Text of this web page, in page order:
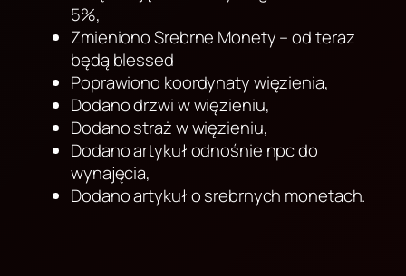
5%,
Zmieniono Srebrne Monety – od teraz
będą blessed
Poprawiono koordynaty więzienia,
Dodano drzwi w więzieniu,
Dodano straż w więzieniu,
Dodano artykuł odnośnie npc do
wynajęcia,
Dodano artykuł o srebrnych monetach.